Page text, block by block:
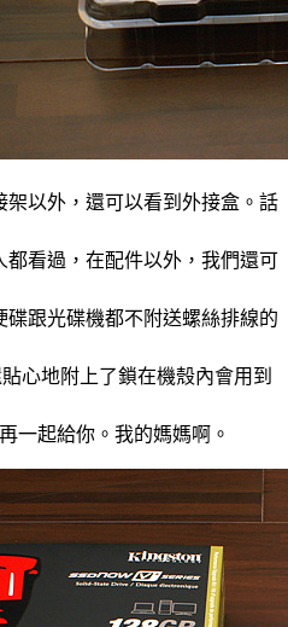
以外，還可以看到外接盒。話
看過，在配件以外，我們還可
跟光碟機都不附送螺絲排線的
心地附上了鎖在機殼內會用到
一起給你。我的媽媽啊。